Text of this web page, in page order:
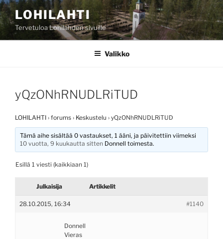
Siirry
sisältöönLOHILAHTI
Tervetuloa Lohilahden sivuille
Valikko
yQzONhRNUDLRiTUD
LOHILAHTI › forums › Keskustelu › yQzONhRNUDLRiTUD
Tämä aihe sisältää 0 vastaukset, 1 ääni, ja päivitettiin viimeksi
10 vuotta, 9 kuukautta sitten Donnell toimesta.
Esillä 1 viesti (kaikkiaan 1)
Julkaisija Artikkelit
28.10.2015, 16:34 #1140
Donnell
Vieras